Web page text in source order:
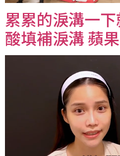
累累的淚溝一
酸填補淚溝 蘋